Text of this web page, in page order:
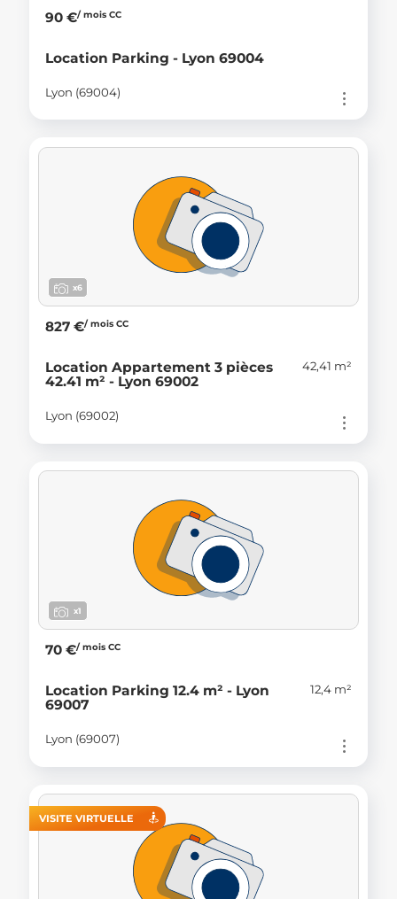
90 €/ mois CC
Location Parking - Lyon 69004
Lyon (69004)
x6
827 €/ mois CC
Location Appartement 3 pièces
42.41 m² - Lyon 69002
42,41 m²
Lyon (69002)
x1
70 €/ mois CC
Location Parking 12.4 m² - Lyon
69007
12,4 m²
Lyon (69007)
VISITE VIRTUELLE